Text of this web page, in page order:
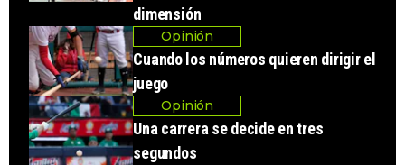
dimensión
Opinión
Cuando los números quieren dirigir el
juego
Opinión
Una carrera se decide en tres
segundos